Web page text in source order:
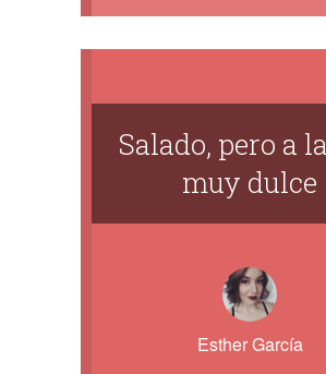
Salado, pero a
muy dulce
Esther García